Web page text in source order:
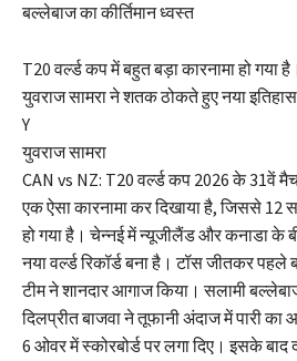
बल्लेबाज का कीर्तिमान ध्वस्त
T20 वर्ल्ड कप में बहुत बड़ा कारनामा हो
युवराज सामरा ने शतक ठोकते हुए नया इतिहास
Y
युवराज सामरा
CAN vs NZ: T20 वर्ल्ड कप 2026 के 31वें
एक ऐसा कारनामा कर दिखाया है, जिससे 12
हो गया है। चेन्नई में न्यूजीलैंड और कनाडा के
नया वर्ल्ड रिकॉर्ड बना है। टॉस जीतकर
टीम ने शानदार आगाज किया। सलामी
दिलप्रीत बाजवा ने तूफानी अंदाज में पारी
6 ओवर में स्कोरबोर्ड पर लगा दिए। इसके